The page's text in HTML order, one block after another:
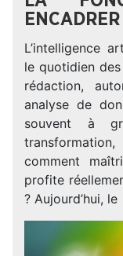
L’intelligence
le quotidien des
rédaction,
analyse de
souvent à
comment
profite
? Aujourd’hui, le